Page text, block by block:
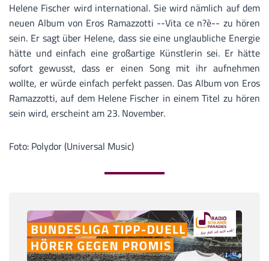
Helene Fischer wird international. Sie wird nämlich auf dem
neuen Album von Eros Ramazzotti --Vita ce n?è-- zu hören
sein. Er sagt über Helene, dass sie eine unglaubliche Energie
hätte und einfach eine großartige Künstlerin sei. Er hätte
sofort gewusst, dass er einen Song mit ihr aufnehmen
wollte, er würde einfach perfekt passen. Das Album von Eros
Ramazzotti, auf dem Helene Fischer in einem Titel zu hören
sein wird, erscheint am 23. November.
Foto: Polydor (Universal Music)